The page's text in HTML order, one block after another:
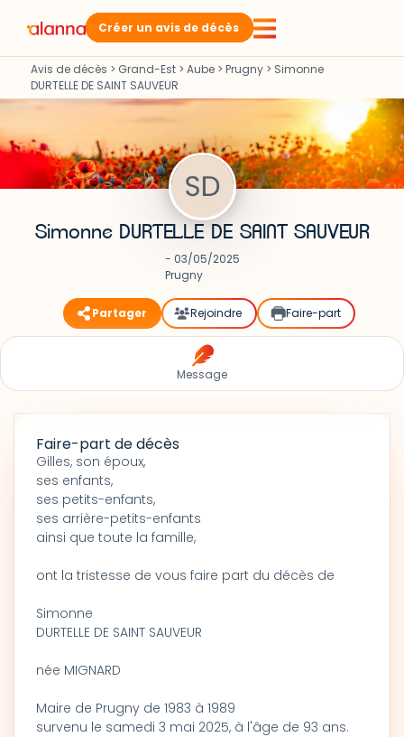
Créer un avis de décès
Avis de décès > Grand-Est > Aube > Prugny > Simonne
DURTELLE DE SAINT SAUVEUR
Simonne DURTELLE DE SAINT SAUVEUR
- 03/05/2025
Prugny
Partager Rejoindre Faire-part
Message
Faire-part de décès
Gilles, son époux,
ses enfants,
ses petits-enfants,
ses arrière-petits-enfants
ainsi que toute la famille,
ont la tristesse de vous faire part du décès de
Simonne
DURTELLE DE SAINT SAUVEUR
née MIGNARD
Maire de Prugny de 1983 à 1989
survenu le samedi 3 mai 2025, à l'âge de 93 ans.